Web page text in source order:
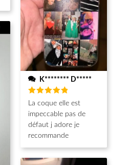
K******** D*****
Note5
sur 5
La coque elle est
impeccable pas de
défaut j adore je
recommande